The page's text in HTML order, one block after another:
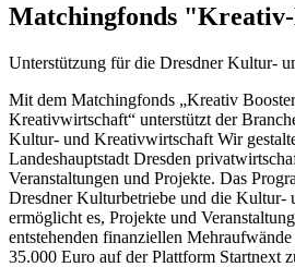
Matchingfonds
Unterstützung für die Dresdner Kultur-
Mit dem Matchingfonds „Kreativ
Kreativwirtschaft“ unterstützt der
Kultur- und Kreativwirtschaft Wir
Landeshauptstadt Dresden
Veranstaltungen und Projekte. Das
Dresdner Kulturbetriebe und die Kultur-
ermöglicht es, Projekte und
entstehenden finanziellen
35.000 Euro auf der Plattform Startnext